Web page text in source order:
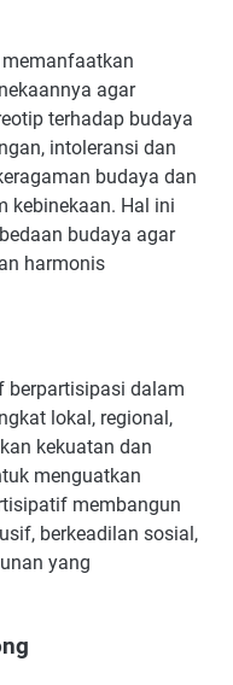
agar
terhadap budaya
intoleransi dan
budaya dan
kebinekaan. Hal ini
budaya agar
harmonis
berpartisipasi dalam
lokal, regional,
kekuatan dan
menguatkan
membangun
berkeadilan sosial,
yang